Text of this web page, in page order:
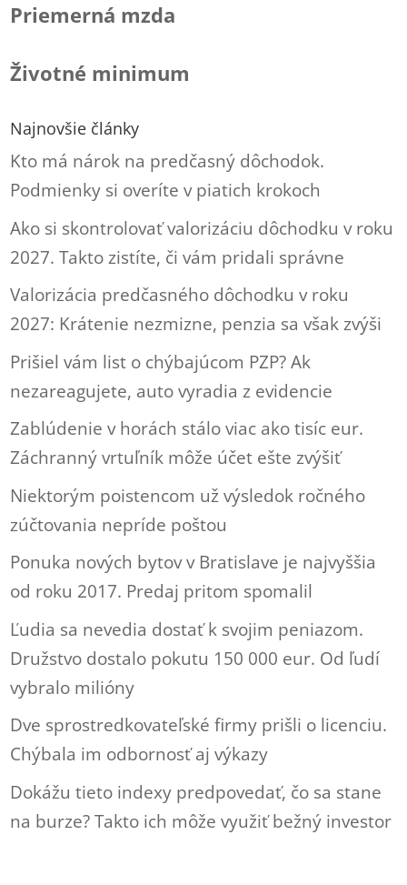
Priemerná mzda
Životné minimum
Najnovšie články
Kto má nárok na predčasný dôchodok.
Podmienky si overíte v piatich krokoch
Ako si skontrolovať valorizáciu dôchodku v roku
2027. Takto zistíte, či vám pridali správne
Valorizácia predčasného dôchodku v roku
2027: Krátenie nezmizne, penzia sa však zvýši
Prišiel vám list o chýbajúcom PZP? Ak
nezareagujete, auto vyradia z evidencie
Zablúdenie v horách stálo viac ako tisíc eur.
Záchranný vrtuľník môže účet ešte zvýšiť
Niektorým poistencom už výsledok ročného
zúčtovania nepríde poštou
Ponuka nových bytov v Bratislave je najvyššia
od roku 2017. Predaj pritom spomalil
Ľudia sa nevedia dostať k svojim peniazom.
Družstvo dostalo pokutu 150 000 eur. Od ľudí
vybralo milióny
Dve sprostredkovateľské firmy prišli o licenciu.
Chýbala im odbornosť aj výkazy
Dokážu tieto indexy predpovedať, čo sa stane
na burze? Takto ich môže využiť bežný investor